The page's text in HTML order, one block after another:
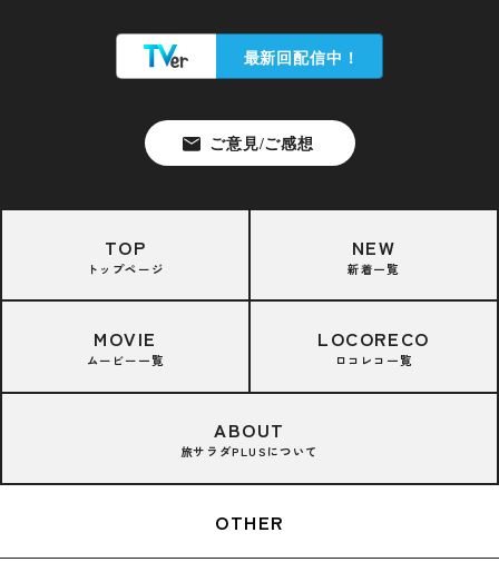
TOP
トップページ
NEW
新着一覧
MOVIE
ムービー一覧
LOCORECO
ロコレコ一覧
ABOUT
旅サラダPLUSについて
OTHER